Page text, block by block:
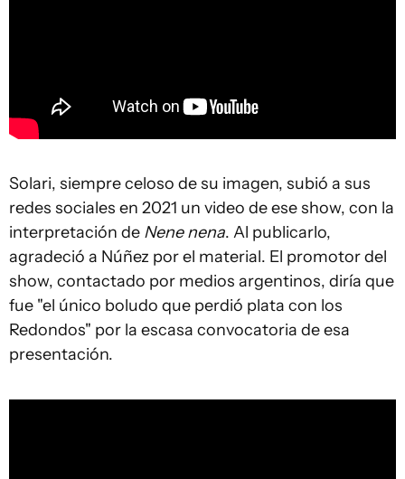
Solari, siempre celoso de su imagen, subió a sus
redes sociales en 2021 un video de ese show, con la
interpretación de Nene nena. Al publicarlo,
agradeció a Núñez por el material. El promotor del
show, contactado por medios argentinos, diría que
fue "el único boludo que perdió plata con los
Redondos" por la escasa convocatoria de esa
presentación.